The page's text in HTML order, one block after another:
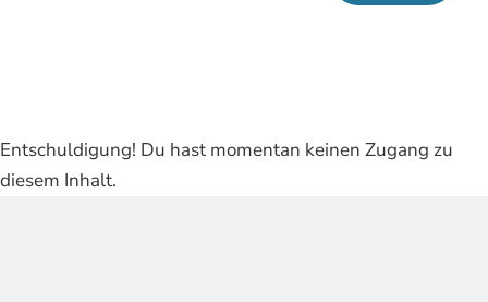
Entschuldigung! Du hast momentan keinen Zugang zu
diesem Inhalt.